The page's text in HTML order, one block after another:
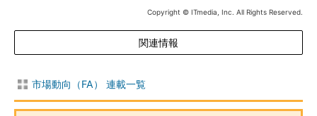
Copyright © ITmedia, Inc. All Rights Reserved.
関連情報
市場動向（FA） 連載一覧